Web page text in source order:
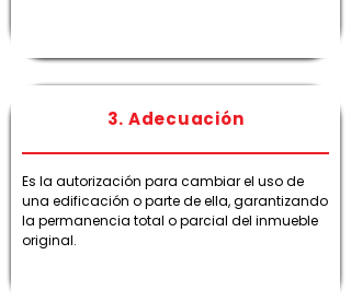
3. Adecuación
Es la autorización para cambiar el uso de
una edificación o parte de ella, garantizando
la permanencia total o parcial del inmueble
original.